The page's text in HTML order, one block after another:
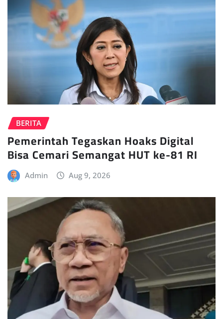
BERITA
Pemerintah Tegaskan Hoaks Digital
Bisa Cemari Semangat HUT ke-81 RI
Admin Aug 9, 2026